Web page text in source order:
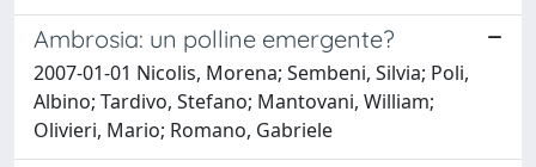
Ambrosia: un polline emergente?
2007-01-01 Nicolis, Morena; Sembeni, Silvia; Poli,
Albino; Tardivo, Stefano; Mantovani, William;
Olivieri, Mario; Romano, Gabriele